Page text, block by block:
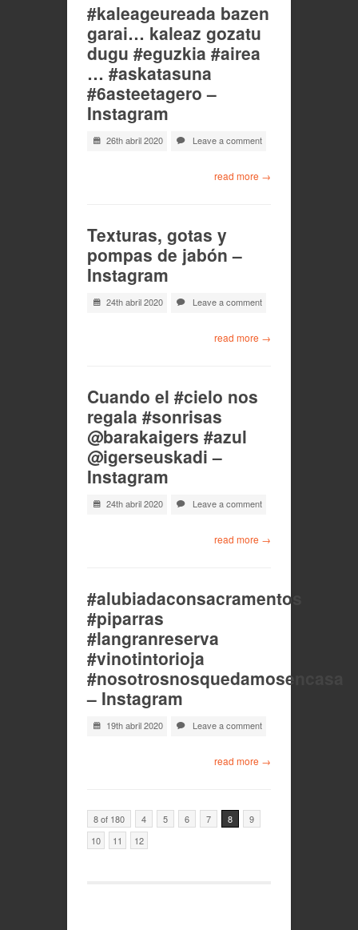
#kaleageureada bazen
garai… kaleaz gozatu
dugu #eguzkia #airea
… #askatasuna
#6asteetagero –
Instagram
26th abril 2020 Leave a comment
read more →
Texturas, gotas y
pompas de jabón –
Instagram
24th abril 2020 Leave a comment
read more →
Cuando el #cielo nos
regala #sonrisas
@barakaigers #azul
@igerseuskadi –
Instagram
24th abril 2020 Leave a comment
read more →
#alubiadaconsacramentos
#piparras
#langranreserva
#vinotintorioja
#nosotrosnosquedamosencasa
– Instagram
19th abril 2020 Leave a comment
read more →
8 of 180 4 5 6 7 8
9
10
11 12